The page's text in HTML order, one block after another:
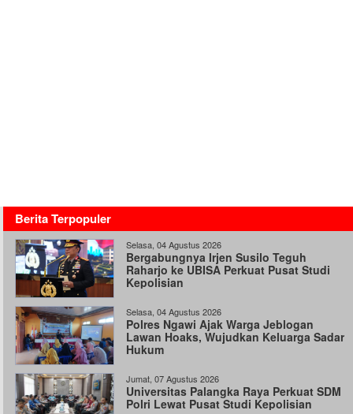
Berita Terpopuler
Selasa, 04 Agustus 2026
Bergabungnya Irjen Susilo Teguh
Raharjo ke UBISA Perkuat Pusat Studi
Kepolisian
Selasa, 04 Agustus 2026
Polres Ngawi Ajak Warga Jeblogan
Lawan Hoaks, Wujudkan Keluarga Sadar
Hukum
Jumat, 07 Agustus 2026
Universitas Palangka Raya Perkuat SDM
Polri Lewat Pusat Studi Kepolisian